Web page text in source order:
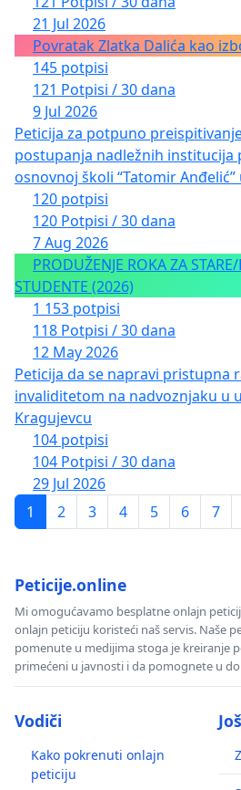
21 Jul 2026
Povratak Zlatka Dalića kao
145 potpisi
121 Potpisi / 30 dana
9 Jul 2026
Peticija za potpuno
postupanja nadležnih institucija
osnovnoj školi “Tatomir
120 potpisi
120 Potpisi / 30 dana
7 Aug 2026
PRODUŽENJE ROKA ZA
STUDENTE (2026)
1 153 potpisi
118 Potpisi / 30 dana
12 May 2026
Peticija da se napravi pristupna
invaliditetom na nadvoznjaku u
Kragujevcu
104 potpisi
104 Potpisi / 30 dana
29 Jul 2026
1
2 3 4 5 6 7
Peticije.online
Mi omogućavamo besplatne onlajn
onlajn peticiju koristeći naš servis. Naše
pomenute u medijima stoga je kreiranje
primećeni u javnosti i da pomognete u
Vodiči
Kako pokrenuti onlajn
peticiju
Još